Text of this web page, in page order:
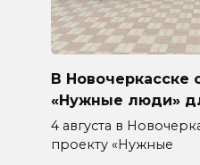
В Новочеркасске
«Нужные люди»
4 августа в
проекту «Нужные